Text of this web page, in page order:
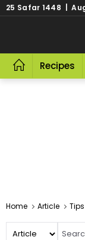
25 Safar 1448 |
Recipes
Home Article